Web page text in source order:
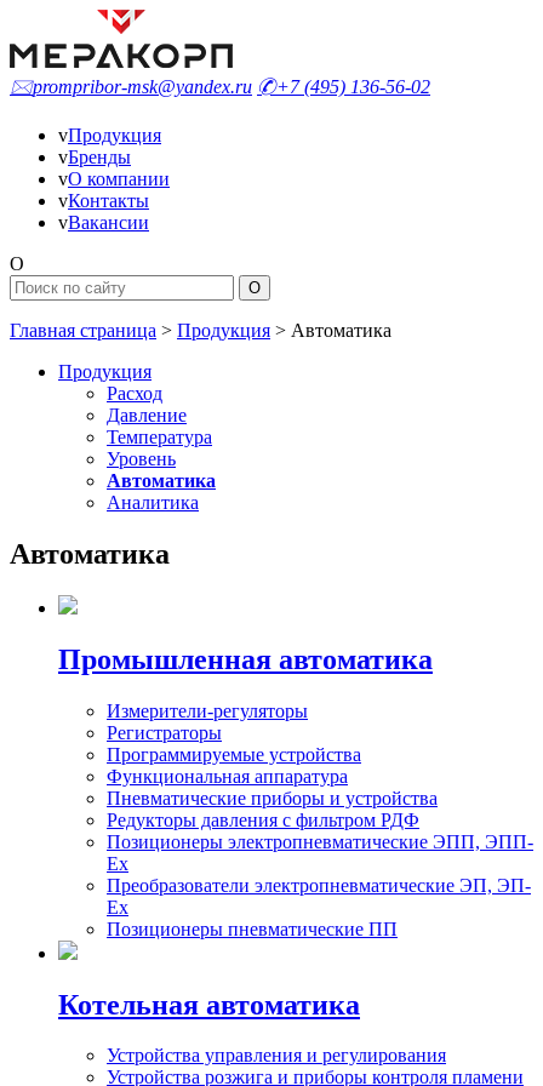
🖂prompribor-msk@yandex.ru ✆+7 (495) 136-56-02
vПродукция
vБренды
vО компании
vКонтакты
vВакансии
O
Главная страница > Продукция > Автоматика
Продукция
Расход
Давление
Температура
Уровень
Автоматика
Аналитика
Автоматика
Промышленная автоматика
Измерители-регуляторы
Регистраторы
Программируемые устройства
Функциональная аппаратура
Пневматические приборы и устройства
Редукторы давления с фильтром РДФ
Позиционеры электропневматические ЭПП, ЭПП-
Ех
Преобразователи электропневматические ЭП, ЭП-
Ех
Позиционеры пневматические ПП
Котельная автоматика
Устройства управления и регулирования
Устройства розжига и приборы контроля пламени